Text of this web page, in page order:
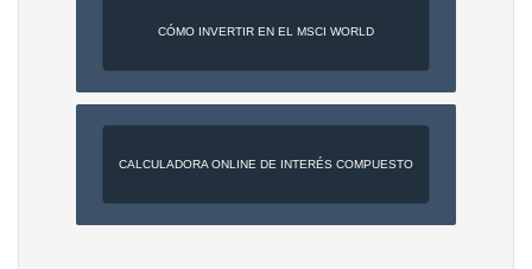
CÓMO INVERTIR EN EL MSCI WORLD
CALCULADORA ONLINE DE INTERÉS COMPUESTO